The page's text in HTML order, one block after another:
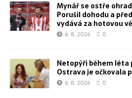
Mynář se ostře
Porušil dohodu a
vydává za hotovou
6. 8. 2026 0
Netopýři během léta
Ostrava je očkovala
6. 8. 2026 0